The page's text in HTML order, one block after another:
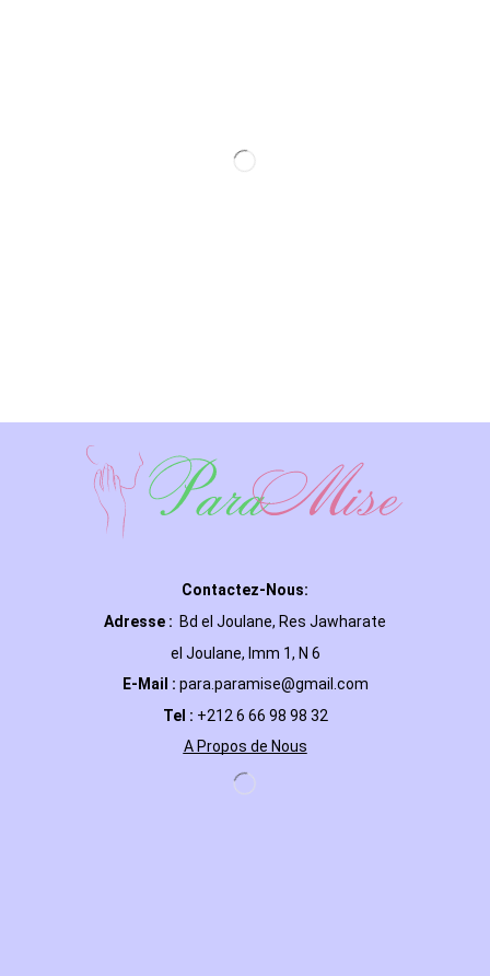
Contactez-Nous:
Adresse : Bd el Joulane, Res Jawharate
el Joulane, Imm 1, N 6
E-Mail : para.paramise@gmail.com
Tel : +212 6 66 98 98 32
A Propos de Nous